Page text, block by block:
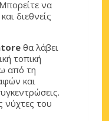
να
διεθνείς
θα λάβει
τοπική
από τη
και
νύχτες του